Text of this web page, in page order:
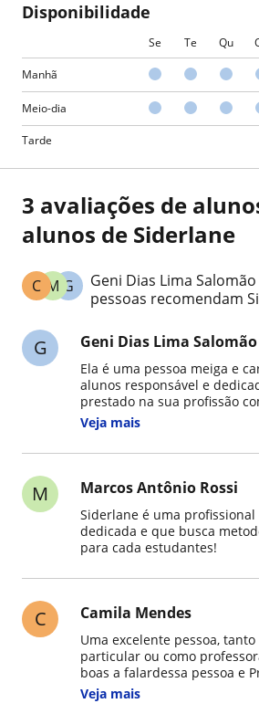
Disponibilidade
Se Te Qu
Manhã
Meio-dia
Tarde
3 avaliações de
alunos de Siderlane
G
M
C
Geni Dias Lima
pessoas recomendam
G Geni Dias Lima Salomão
Ela é uma pessoa meiga e
alunos responsável e dedicada em todo trabalho
prestado na sua profissão
sempre prestaviva.
sempre pontual.
Veja mais
M Marcos Antônio Rossi
Siderlane é uma
dedicada e que busca
para cada estudantes!
C Camila Mendes
Uma excelente pessoa, tanto na sua vida
particular ou como professora, só tenho
boas a falardessa pessoa e
maravilhosa..uma paciência regada de muito
amor para escutar e ensinar ..
Veja mais